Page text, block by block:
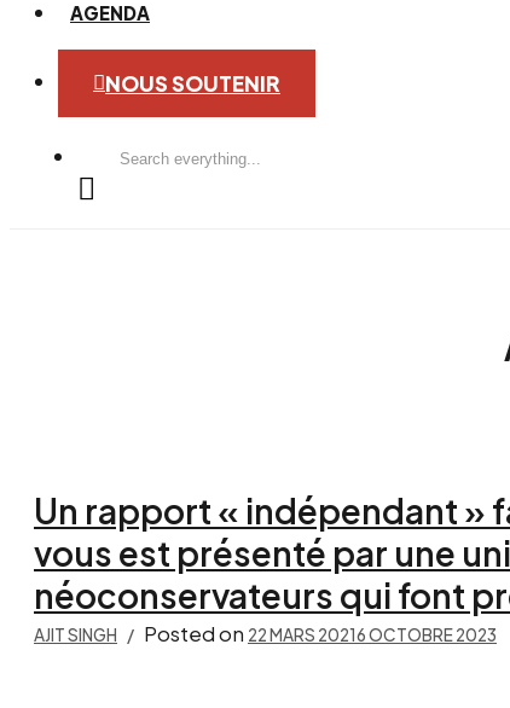
AGENDA
NOUS SOUTENIR
Search
Un rapport « indépendant »
vous est présenté par une
néoconservateurs qui font
AJIT SINGH Posted on 22 MARS 20216 OCTOBRE 2023